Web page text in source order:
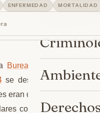
Sobre
ENFERMEDAD MORTALIDAD
Bureau of Justice
se destacaba que
eran debidas al cáncer y
copaban el 27% de